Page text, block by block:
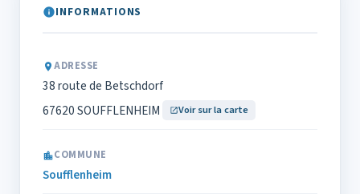
INFORMATIONS
ADRESSE
38 route de Betschdorf
67620 SOUFFLENHEIM
Voir sur la carte
COMMUNE
Soufflenheim